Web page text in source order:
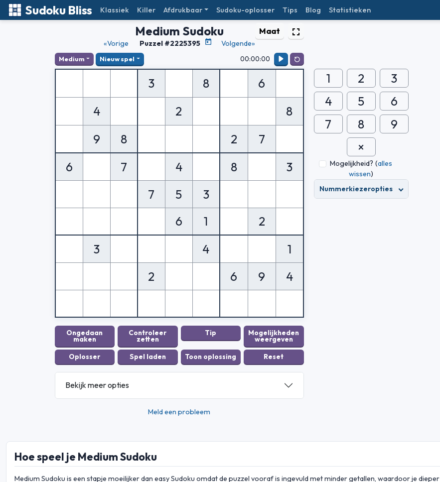
Sudoku Bliss Klassiek Killer Afdrukbaar Sudoku-oplosser Tips Blog Statistieken
Medium Sudoku Maat
«Vorige Puzzel #2225395 Volgende»
Medium Nieuw spel 00:00:00
3 8
6
4
2
8
9
8 2
7
6
7 4 8
3
7
5
3
6
1
2
3
4
1
2
6 9 4
1 2
3
4
5
6
7
8 9
Mogelijkheid? (alles
wissen)
Nummerkiezeropties
Bekijk meer opties
Meld een probleem
Hoe speel je Medium Sudoku
Medium Sudoku is een stapje moeilijker dan easy Sudoku omdat de puzzel vooraf is ingevuld met minder getallen, waardoor je dieper